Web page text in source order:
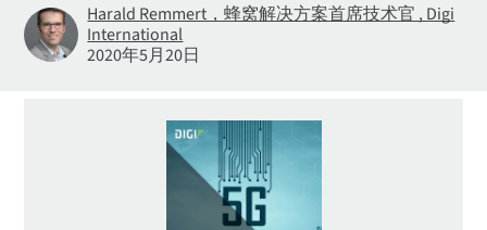
Harald Remmert，蜂窝解决方案首席技术官 , Digi
International
2020年5月20日